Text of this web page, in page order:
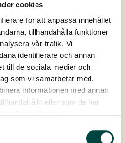
cookies
för att anpassa innehållet
tillhandahålla funktioner
vår trafik. Vi
identifierare och annan
till de sociala medier och
som vi samarbetar med.
informationen med annan
eller som de har
deras tjänster.
ca 1 liter.